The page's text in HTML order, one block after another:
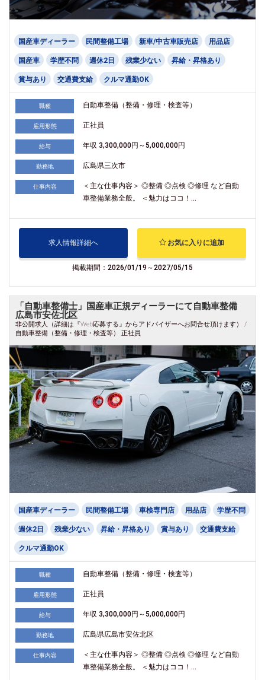
国産車ディーラー 民間整備工場 新車/中古車販売店 用品店
国産車 学歴不問 週休2日 残業少ない 昇給・昇格あり
賞与あり 交通費支給 クルマ通勤OK
職種 自動車整備（整備・修理・検査等）
雇用形態 正社員
給与 年収 3,300,000円～5,000,000円
勤務地 広島県三次市
仕事内容
＜主な仕事内容＞ ◎整備 ◎点検 ◎修理 など自動
車整備業務全般。 ＜魅力はココ！...
求人情報詳細へ お気に入りに追加
掲載期間：2026/01/19～2027/05/15
「自動車整備士」国産車正規ディーラーにて自動車整備
広島市安佐北区
非公開求人（詳細は『Web応募する』からアドバイザーへお問合せ頂けます） /
自動車整備（整備・修理・検査等） 正社員
国産車ディーラー 民間整備工場 車検専門店 用品店 学歴不問
週休2日 残業少ない 昇給・昇格あり 賞与あり 交通費支給
クルマ通勤OK
職種 自動車整備（整備・修理・検査等）
雇用形態 正社員
給与 年収 3,300,000円～5,000,000円
勤務地 広島県広島市安佐北区
仕事内容
＜主な仕事内容＞ ◎整備 ◎点検 ◎修理 など自動
車整備業務全般。 ＜魅力はココ！...